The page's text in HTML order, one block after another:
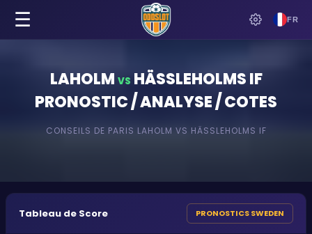
FR
☰
LAHOLM VS HÄSSLEHOLMS IF
PRONOSTIC / ANALYSE / COTES
CONSEILS DE PARIS LAHOLM VS HÄSSLEHOLMS IF
Tableau de Score PRONOSTICS SWEDEN